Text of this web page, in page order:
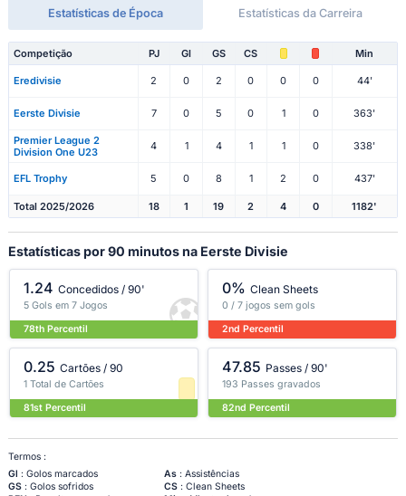
Estatísticas de Época Estatísticas da Carreira
Competição PJ Gl GS CS Min
Eredivisie 2 0 2 0 0 0 44'
Eerste Divisie 7 0 5 0 1 0 363'
Premier League 2
Division One U23
4 1 4 1 1 0 338'
EFL Trophy 5 0 8 1 2 0 437'
Total 2025/2026 18 1 19 2 4 0 1182'
Estatísticas por 90 minutos na Eerste Divisie
1.24 Concedidos / 90'
5 Gols em 7 Jogos
78th Percentil
0% Clean Sheets
0 / 7 jogos sem gols
2nd Percentil
0.25 Cartões / 90
1 Total de Cartões
81st Percentil
47.85 Passes / 90'
193 Passes gravados
82nd Percentil
Termos :
Gl : Golos marcados As: Assistências
GS: Golos sofridos CS: Clean Sheets